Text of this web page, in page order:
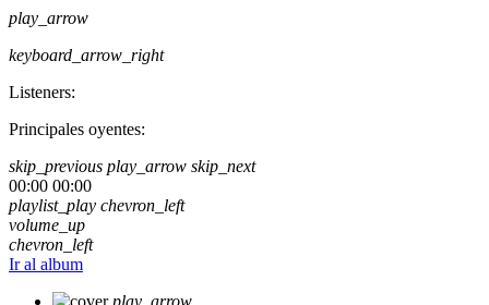
play_arrow
keyboard_arrow_right
Listeners:
Principales oyentes:
skip_previous play_arrow skip_next
00:00 00:00
playlist_play chevron_left
volume_up
chevron_left
Ir al album
play_arrow